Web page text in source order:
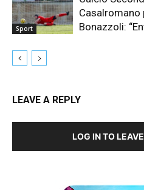
Sport
Casalromano
Bonazzoli:
LEAVE A REPLY
LOG IN TO